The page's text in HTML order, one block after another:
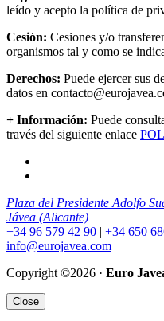
leído y acepto la política de
Cesión: Cesiones y/o
organismos tal y como se
Derechos: Puede ejercer sus
datos en
+ Información: Puede
través del siguiente enlace
Plaza del Presidente Adolfo
Jávea (Alicante)
+34 96 579 42 90 | +34 650
info@eurojavea.com
Copyright ©2026 · Euro
Close